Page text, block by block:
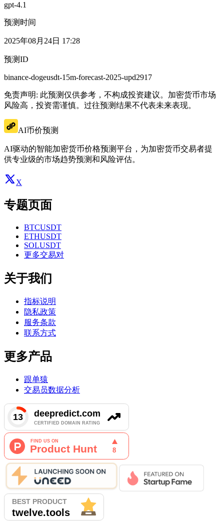
gpt-4.1
预测时间
2025年08月24日 17:28
预测ID
binance-dogeusdt-15m-forecast-2025-upd2917
免责声明: 此预测仅供参考，不构成投资建议。加密货币市场
风险高，投资需谨慎。过往预测结果不代表未来表现。
AI币价预测
AI驱动的智能加密货币价格预测平台，为加密货币交易者提
供专业级的市场趋势预测和风险评估。
X
专题页面
BTCUSDT
ETHUSDT
SOLUSDT
更多交易对
关于我们
指标说明
隐私政策
服务条款
联系方式
更多产品
跟单猿
交易员数据分析